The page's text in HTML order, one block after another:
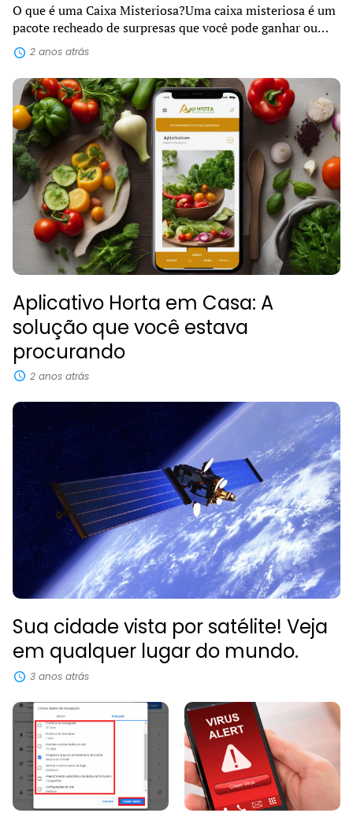
O que é uma Caixa Misteriosa?Uma caixa misteriosa é um
pacote recheado de surpresas que você pode ganhar ou
comprar e receber diretamente na sua casa. Dentro dela,
podem estar escondidos diver...
2 anos atrás
Aplicativo Horta em Casa: A
solução que você estava
procurando
2 anos atrás
Sua cidade vista por satélite! Veja
em qualquer lugar do mundo.
3 anos atrás